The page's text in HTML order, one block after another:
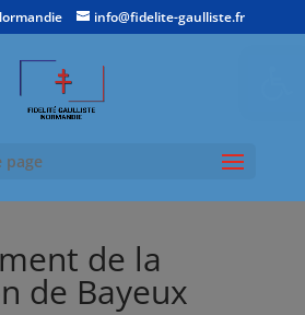
info@fidelite-gaulliste.fr
page
de la
de Bayeux